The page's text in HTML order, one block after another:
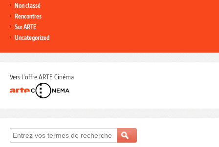
Non classé
Rencontres
Sur ARTE
Uncategorized
Vers l'offre ARTE Cinéma